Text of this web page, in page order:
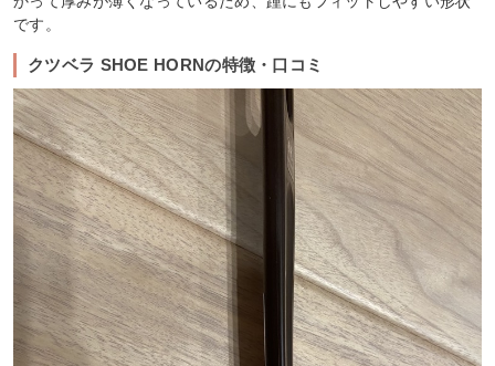
です。
クツベラ SHOE HORNの特徴・口コミ